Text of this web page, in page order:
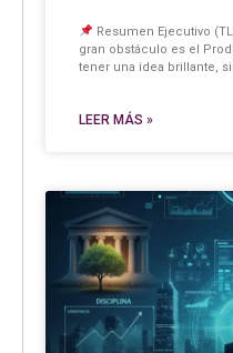
Resumen Ejecutivo
gran obstáculo es el
tener una idea brillante,
LEER MÁS »